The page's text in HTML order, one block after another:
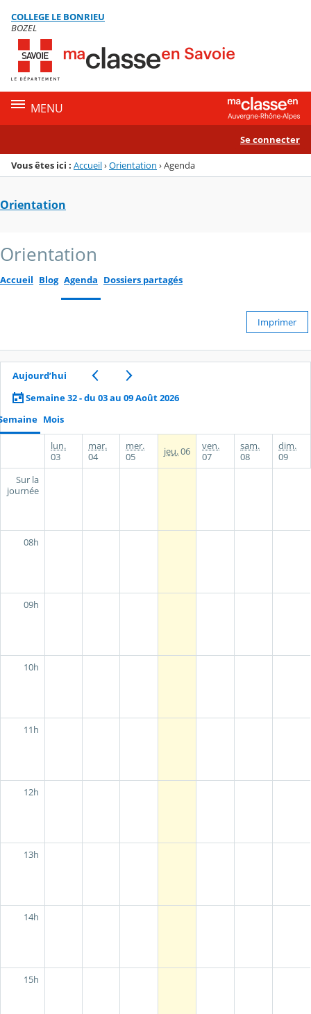
Menu de la rubrique
Contenu
COLLEGE LE BONRIEU
BOZEL
MENU
Se connecter
Vous êtes ici : Accueil›Orientation ›Agenda
Orientation
Orientation
Accueil Blog Agenda Dossiers partagés
Imprimer
Aujourd’hui
Semaine 32 - du 03 au 09 Août 2026
Mois
lun.
03
mar.
04
mer.
05
jeu.06
ven.
07
sam.
08
dim.
09
Sur la
journée
08h
09h
10h
11h
12h
13h
14h
15h